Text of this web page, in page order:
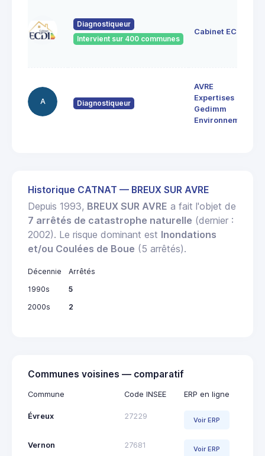
Diagnostiqueur
Intervient sur 400 communes
Cabinet ECDI
A Diagnostiqueur
AVRE
Expertises
Gedimm
Environnement
Historique CATNAT — BREUX SUR AVRE
Depuis 1993, BREUX SUR AVRE a fait l'objet de
7 arrêtés de catastrophe naturelle (dernier :
2002). Le risque dominant est Inondations
et/ou Coulées de Boue (5 arrêtés).
Décennie
Arrêtés
1990s
5
2000s
2
Communes voisines — comparatif
Commune Code INSEE ERP en ligne
Évreux 27229 Voir ERP
Vernon 27681 Voir ERP